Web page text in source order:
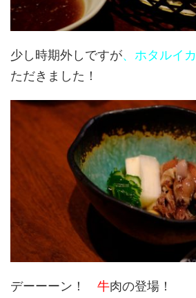
少し時期外しですが、ホタルイカ
ただきました！
デーーーン！ 牛肉の登場！